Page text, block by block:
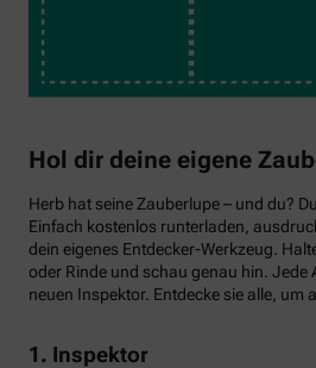
Hol dir deine eigene
Herb hat seine Zauberlupe – und du?
Einfach kostenlos runterladen,
dein eigenes Entdecker-Werkzeug.
oder Rinde und schau genau hin. Jede
neuen Inspektor. Entdecke sie alle, um
1. Inspektor